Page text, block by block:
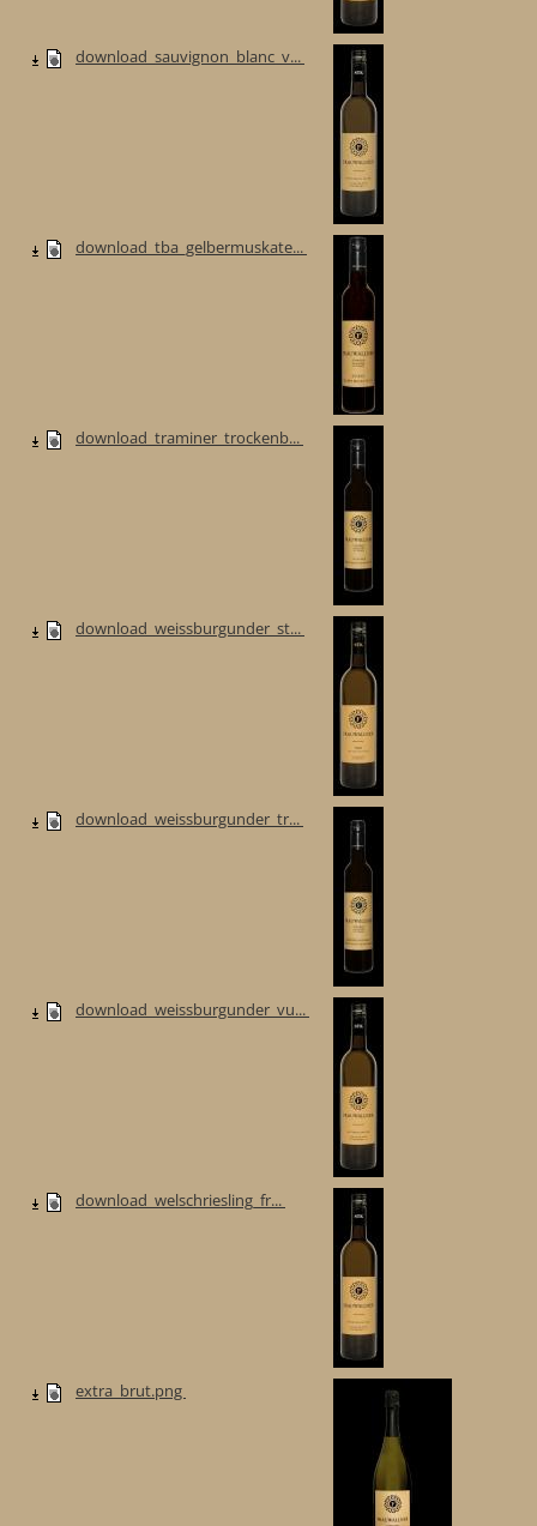
download_sauvignon_blanc_v...
download_tba_gelbermuskate...
download_traminer_trockenb...
download_weissburgunder_st...
download_weissburgunder_tr...
download_weissburgunder_vu...
download_welschriesling_fr...
extra_brut.png